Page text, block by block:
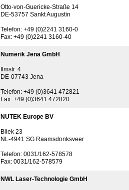
Otto-von-Guericke-Straße 14
DE-53757 Sankt Augustin
Telefon: +49 (0)2241 3160-0
Fax: +49 (0)2241 3160-40
Numerik Jena GmbH
Ilmstr. 4
DE-07743 Jena
Telefon: +49 (0)3641 472821
Fax: +49 (0)3641 472820
NUTEK Europe BV
Bliek 23
NL-4941 SG Raamsdonksveer
Telefon: 0031/162-578578
Fax: 0031/162-578579
NWL Laser-Technologie GmbH